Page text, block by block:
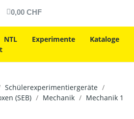
0,00 CHF
NTL Experimente
Kataloge
Schülerexperimentiergeräte
(SEB)
Mechanik
Mechanik 1